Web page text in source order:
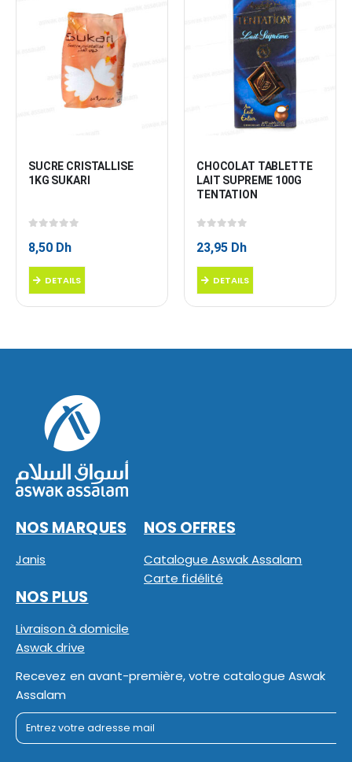
SUCRE CRISTALLISE
1KG SUKARI
8,50 Dh
DETAILS
CHOCOLAT TABLETTE
LAIT SUPREME 100G
TENTATION
23,95 Dh
DETAILS
NOS MARQUES
Janis
NOS OFFRES
Catalogue Aswak Assalam
Carte fidélité
NOS PLUS
Livraison à domicile
Aswak drive
Recevez en avant-première, votre catalogue Aswak
Assalam